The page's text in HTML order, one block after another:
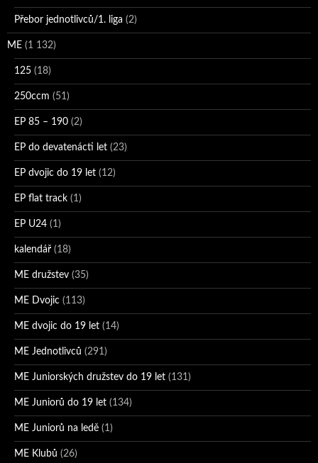
Přebor jednotlivců/1. liga (2)
ME (1 132)
125 (18)
250ccm (51)
EP 85 – 190 (2)
EP do devatenácti let (23)
EP dvojic do 19 let (12)
EP flat track (1)
EP U24 (1)
kalendář (18)
ME družstev (35)
ME Dvojic (113)
ME dvojic do 19 let (14)
ME Jednotlivců (291)
ME Juniorských družstev do 19 let (131)
ME Juniorů do 19 let (134)
ME Juniorů na ledě (1)
ME Klubů (26)